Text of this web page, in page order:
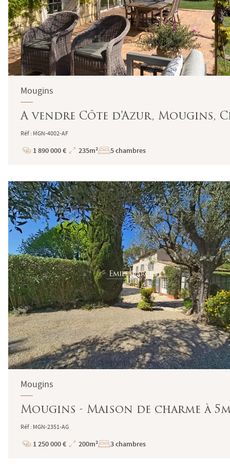
Mougins
A vendre Côte d'Azur, Mougins,
Réf : MGN-4002-AF
Prix
1 890 000 €
Superficie
235m² 5 chambres
Mougins
Mougins - Maison de charme à
Réf : MGN-2351-AG
Prix
1 250 000 €
Superficie
200m² 3 chambres